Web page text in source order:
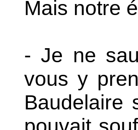
Mais notre
- Je ne
vous y
Baudelaire